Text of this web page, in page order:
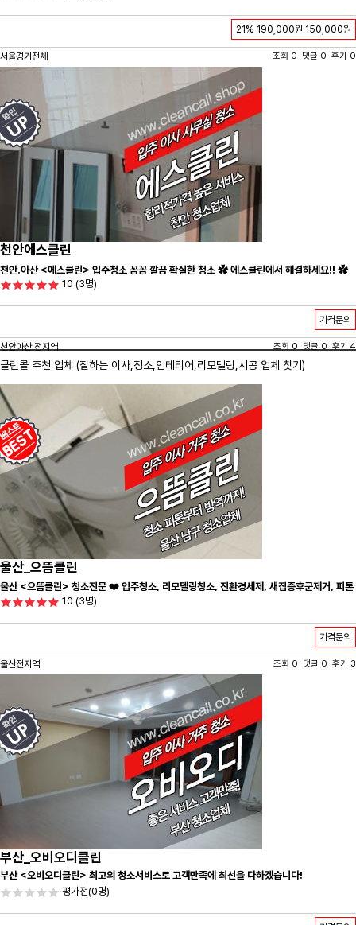
21% 190,000원 150,000원
서울경기전체 조회 0 댓글 0 후기 0
천안에스클린
천안.아산 <에스클린> 입주청소 꼼꼼 깔끔 확실한 청소 ✿ 에스클린에서 해결하세요!! ✿
10 (3명)
가격문의
천안아산 전지역 조회 0 댓글 0 후기 4
클린콜 추천 업체 (잘하는 이사, 청소 ,인테리어,리모델링,시공 업체 찾기)
울산_으뜸클린
울산 <으뜸클린> 청소전문 ❤️ 입주청소, 리모델링청소, 진환경세제, 새집증후군제거, 피톤
치드시공 전문 청소 업체 ❤️
10 (3명)
가격문의
울산전지역 조회 0 댓글 0 후기 3
부산_오비오디클린
부산 <오비오디클린> 최고의 청소서비스로 고객만족에 최선을 다하겠습니다!
평가전(0명)